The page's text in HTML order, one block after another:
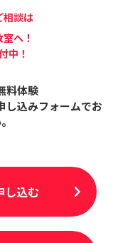
相談は
へ！
中！
料体験
し込みフォームでお
し込む